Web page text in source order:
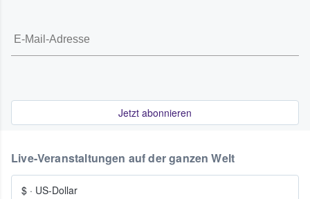
Jetzt abonnieren
Live-Veranstaltungen auf der ganzen Welt
$ · US-Dollar